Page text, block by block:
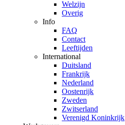
Welzijn
Overig
Info
FAQ
Contact
Leeftijden
International
Duitsland
Frankrijk
Nederland
Oostenrijk
Zweden
Zwitserland
Verenigd Koninkrijk